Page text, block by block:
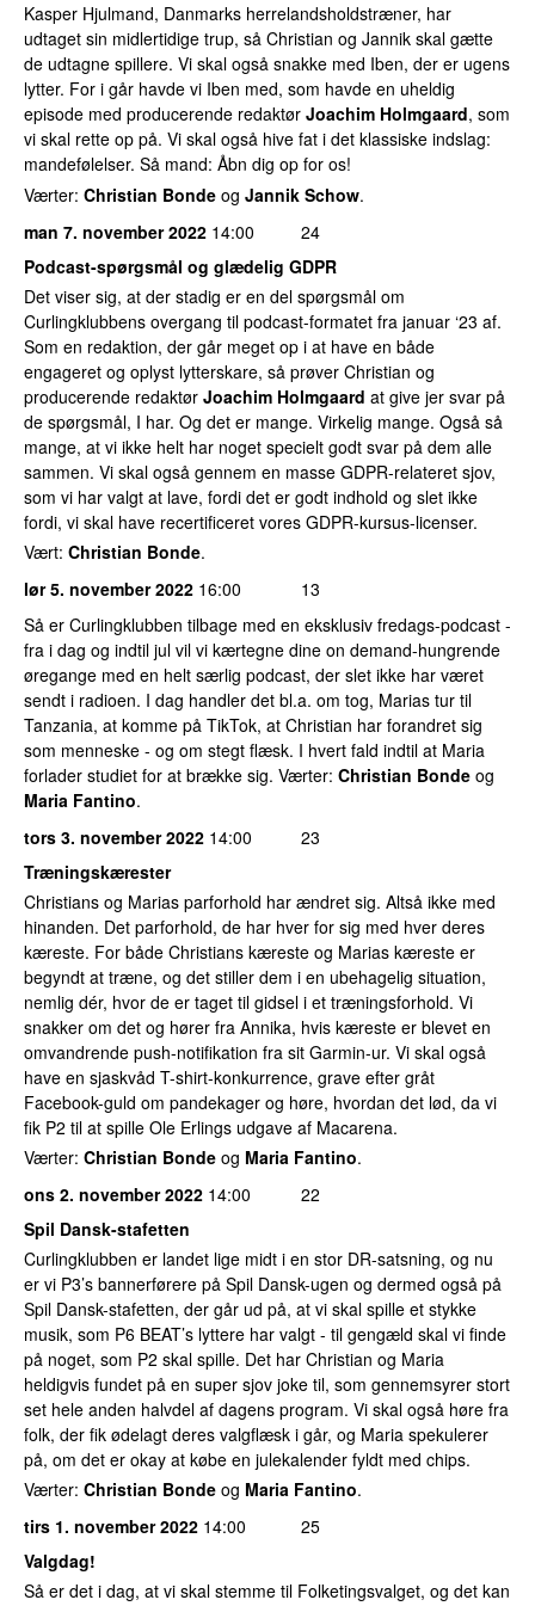
Kasper Hjulmand, Danmarks herrelandsholdstræner, har
udtaget sin midlertidige trup, så Christian og Jannik skal gætte
de udtagne spillere. Vi skal også snakke med Iben, der er ugens
lytter. For i går havde vi Iben med, som havde en uheldig
episode med producerende redaktør Joachim Holmgaard, som
vi skal rette op på. Vi skal også hive fat i det klassiske indslag:
mandefølelser. Så mand: Åbn dig op for os!
Værter: Christian Bonde og Jannik Schow.
man 7. november 2022 14:00
24
Podcast-spørgsmål og glædelig GDPR
Det viser sig, at der stadig er en del spørgsmål om
Curlingklubbens overgang til podcast-formatet fra januar ‘23 af.
Som en redaktion, der går meget op i at have en både
engageret og oplyst lytterskare, så prøver Christian og
producerende redaktør Joachim Holmgaard at give jer svar på
de spørgsmål, I har. Og det er mange. Virkelig mange. Også så
mange, at vi ikke helt har noget specielt godt svar på dem alle
sammen. Vi skal også gennem en masse GDPR-relateret sjov,
som vi har valgt at lave, fordi det er godt indhold og slet ikke
fordi, vi skal have recertificeret vores GDPR-kursus-licenser.
Vært: Christian Bonde.
lør 5. november 2022 16:00
13
Så er Curlingklubben tilbage med en eksklusiv fredags-podcast -
fra i dag og indtil jul vil vi kærtegne dine on demand-hungrende
øregange med en helt særlig podcast, der slet ikke har været
sendt i radioen. I dag handler det bl.a. om tog, Marias tur til
Tanzania, at komme på TikTok, at Christian har forandret sig
som menneske - og om stegt flæsk. I hvert fald indtil at Maria
forlader studiet for at brække sig. Værter: Christian Bonde og
Maria Fantino.
tors 3. november 2022 14:00
23
Træningskærester
Christians og Marias parforhold har ændret sig. Altså ikke med
hinanden. Det parforhold, de har hver for sig med hver deres
kæreste. For både Christians kæreste og Marias kæreste er
begyndt at træne, og det stiller dem i en ubehagelig situation,
nemlig dér, hvor de er taget til gidsel i et træningsforhold. Vi
snakker om det og hører fra Annika, hvis kæreste er blevet en
omvandrende push-notifikation fra sit Garmin-ur. Vi skal også
have en sjaskvåd T-shirt-konkurrence, grave efter gråt
Facebook-guld om pandekager og høre, hvordan det lød, da vi
fik P2 til at spille Ole Erlings udgave af Macarena.
Værter: Christian Bonde og Maria Fantino.
ons 2. november 2022 14:00
22
Spil Dansk-stafetten
Curlingklubben er landet lige midt i en stor DR-satsning, og nu
er vi P3’s bannerførere på Spil Dansk-ugen og dermed også på
Spil Dansk-stafetten, der går ud på, at vi skal spille et stykke
musik, som P6 BEAT’s lyttere har valgt - til gengæld skal vi finde
på noget, som P2 skal spille. Det har Christian og Maria
heldigvis fundet på en super sjov joke til, som gennemsyrer stort
set hele anden halvdel af dagens program. Vi skal også høre fra
folk, der fik ødelagt deres valgflæsk i går, og Maria spekulerer
på, om det er okay at købe en julekalender fyldt med chips.
Værter: Christian Bonde og Maria Fantino.
tirs 1. november 2022 14:00
25
Valgdag!
Så er det i dag, at vi skal stemme til Folketingsvalget, og det kan